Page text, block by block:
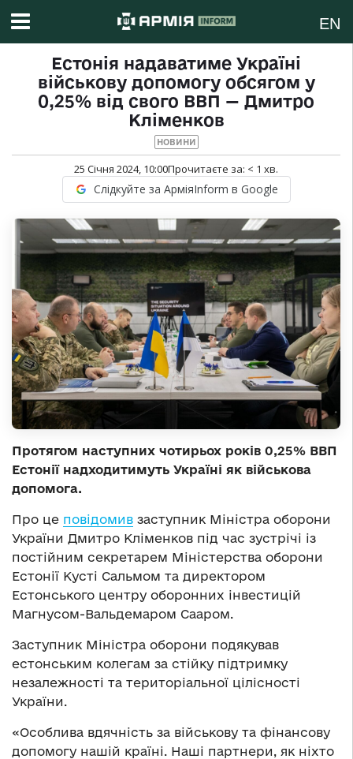
EN
Естонія надаватиме Україні
військову допомогу обсягом у
0,25% від свого ВВП — Дмитро
Кліменков
НОВИНИ
25 Січня 2024, 10:00Прочитаєте за: < 1 хв.
Слідкуйте за АрміяInform в Google
Протягом наступних чотирьох років 0,25% ВВП
Естонії надходитимуть Україні як військова
допомога.
Про це повідомив заступник Міністра оборони
України Дмитро Кліменков під час зустрічі із
постійним секретарем Міністерства оборони
Естонії Кусті Сальмом та директором
Естонського центру оборонних інвестицій
Магнусом-Вальдемаром Сааром.
Заступник Міністра оборони подякував
естонським колегам за стійку підтримку
незалежності та територіальної цілісності
України.
«Особлива вдячність за військову та фінансову
допомогу нашій країні. Наші партнери, як ніхто